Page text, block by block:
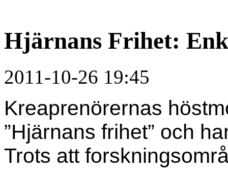
Hjärnans Frihet:
2011-10-26 19:45
Kreaprenörernas
”Hjärnans frihet” och
Trots att